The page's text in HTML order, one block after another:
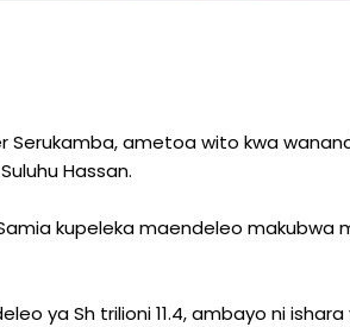
Serukamba, ametoa wito kwa
Hassan.
kupeleka maendeleo makubwa
ya Sh trilioni 11.4, ambayo ni